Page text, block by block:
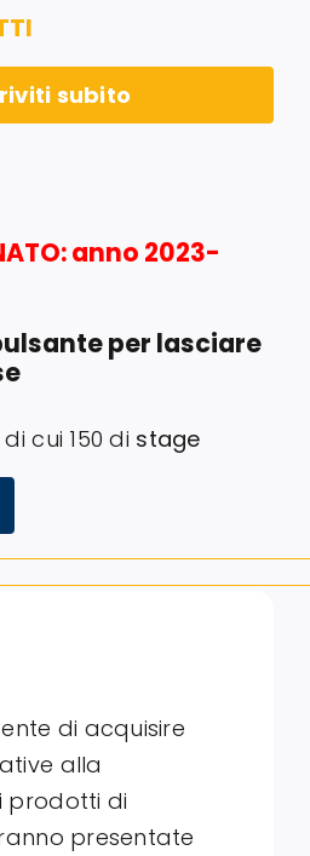
subito
: anno 2023-
per lasciare
di cui 150 di stage
di acquisire
alla
prodotti di
presentate